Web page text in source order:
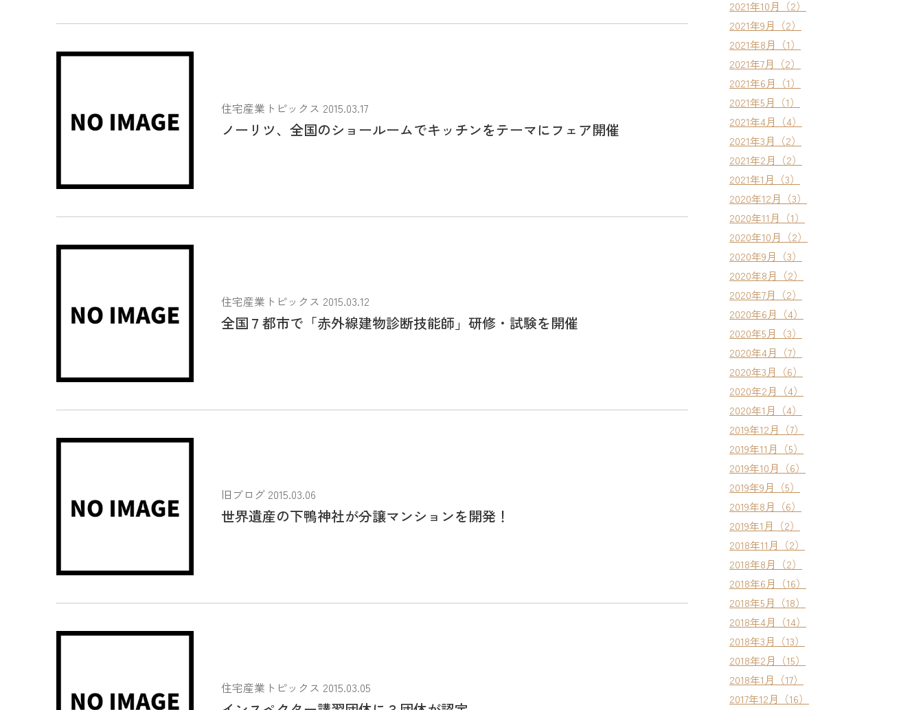
住宅産業トピックス 2015.03.17
ノーリツ、全国のショールームでキッチンをテーマにフェア開催
住宅産業トピックス 2015.03.12
全国７都市で「赤外線建物診断技能師」研修・試験を開催
旧ブログ 2015.03.06
世界遺産の下鴨神社が分譲マンションを開発！
住宅産業トピックス 2015.03.05
2021年10月（2）
2021年9月（2）
2021年8月（1）
2021年7月（2）
2021年6月（1）
2021年5月（1）
2021年4月（4）
2021年3月（2）
2021年2月（2）
2021年1月（3）
2020年12月（3）
2020年11月（1）
2020年10月（2）
2020年9月（3）
2020年8月（2）
2020年7月（2）
2020年6月（4）
2020年5月（3）
2020年4月（7）
2020年3月（6）
2020年2月（4）
2020年1月（4）
2019年12月（7）
2019年11月（5）
2019年10月（6）
2019年9月（5）
2019年8月（6）
2019年1月（2）
2018年11月（2）
2018年8月（2）
2018年6月（16）
2018年5月（18）
2018年4月（14）
2018年3月（13）
2018年2月（15）
2018年1月（17）
2017年12月（16）